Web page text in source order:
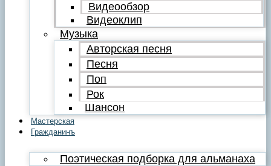
Видеообзор
Видеоклип
Музыка
Авторская песня
Песня
Поп
Рок
Шансон
Мастерская
Гражданинъ
Поэтическая подборка для альманаха